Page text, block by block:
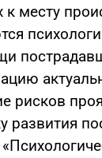
месту
рисков
развития